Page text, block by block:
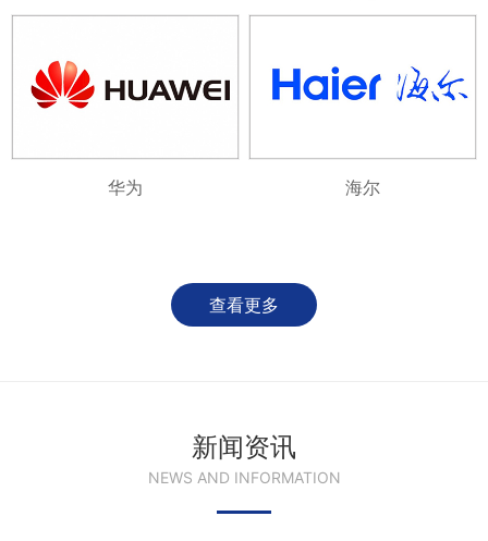
华为 海尔
查看更多
新闻资讯
NEWS AND INFORMATION